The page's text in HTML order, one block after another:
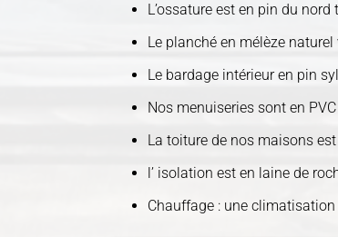
L’ossature est en pin du nord
Le planché en mélèze naturel
Le bardage intérieur en pin
Nos menuiseries sont en
La toiture de nos maisons
l’ isolation est en laine de
Chauffage : une